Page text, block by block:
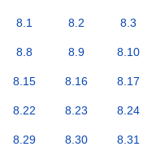
8.1 8.2 8.3
8.8 8.9 8.10
8.15 8.16 8.17
8.22 8.23 8.24
8.29 8.30 8.31